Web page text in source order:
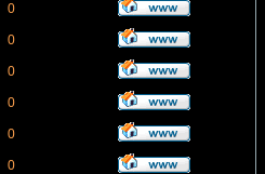
0
0
0
0
0
0